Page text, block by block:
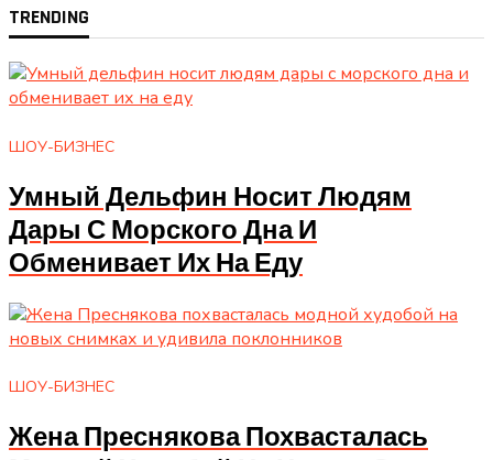
TRENDING
ШОУ-БИЗНЕС
Умный Дельфин Носит Людям
Дары С Морского Дна И
Обменивает Их На Еду
ШОУ-БИЗНЕС
Жена Преснякова Похвасталась